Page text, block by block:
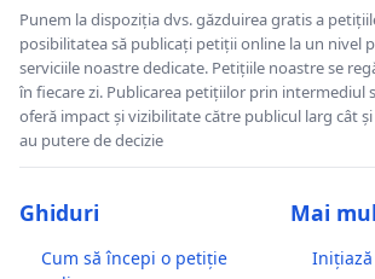
Punem la dispoziția dvs. găzduirea gratis a
posibilitatea să publicați petiții online la un nivel
serviciile noastre dedicate. Petițiile noastre se
în fiecare zi. Publicarea petițiilor prin intermediul
oferă impact și vizibilitate către publicul larg cât
au putere de decizie
Ghiduri
Cum să începi o petiție
Mai